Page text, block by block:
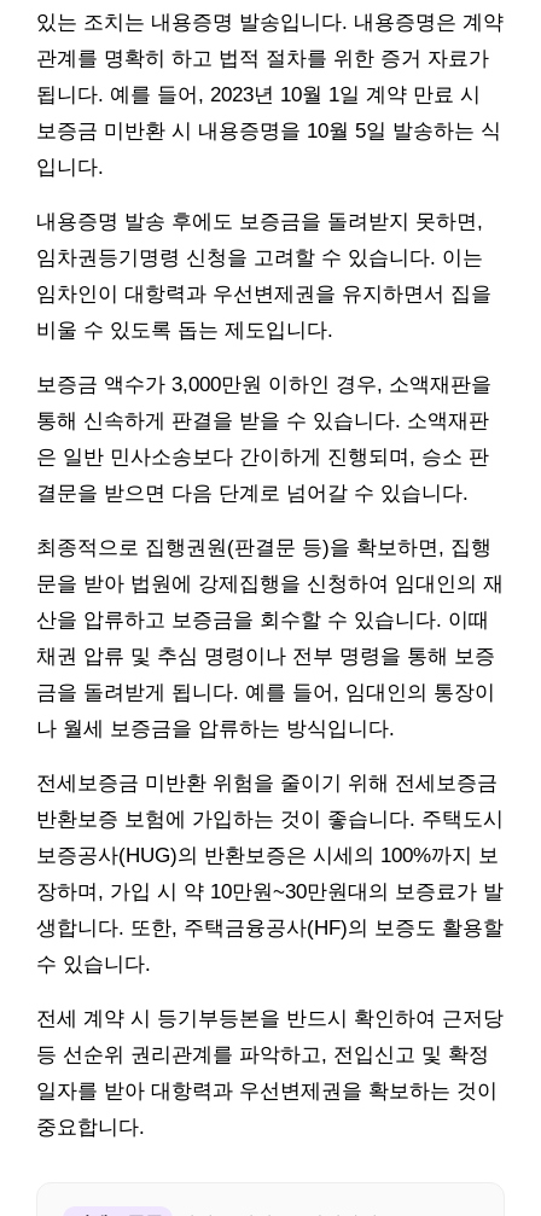
있는 조치는 내용증명 발송입니다. 내용증명은 계약
관계를 명확히 하고 법적 절차를 위한 증거 자료가
됩니다. 예를 들어, 2023년 10월 1일 계약 만료 시
보증금 미반환 시 내용증명을 10월 5일 발송하는 식
입니다.
내용증명 발송 후에도 보증금을 돌려받지 못하면,
임차권등기명령 신청을 고려할 수 있습니다. 이는
임차인이 대항력과 우선변제권을 유지하면서 집을
비울 수 있도록 돕는 제도입니다.
보증금 액수가 3,000만원 이하인 경우, 소액재판을
통해 신속하게 판결을 받을 수 있습니다. 소액재판
은 일반 민사소송보다 간이하게 진행되며, 승소 판
결문을 받으면 다음 단계로 넘어갈 수 있습니다.
최종적으로 집행권원(판결문 등)을 확보하면, 집행
문을 받아 법원에 강제집행을 신청하여 임대인의 재
산을 압류하고 보증금을 회수할 수 있습니다. 이때
채권 압류 및 추심 명령이나 전부 명령을 통해 보증
금을 돌려받게 됩니다. 예를 들어, 임대인의 통장이
나 월세 보증금을 압류하는 방식입니다.
전세보증금 미반환 위험을 줄이기 위해 전세보증금
반환보증 보험에 가입하는 것이 좋습니다. 주택도시
보증공사(HUG)의 반환보증은 시세의 100%까지 보
장하며, 가입 시 약 10만원~30만원대의 보증료가 발
생합니다. 또한, 주택금융공사(HF)의 보증도 활용할
수 있습니다.
전세 계약 시 등기부등본을 반드시 확인하여 근저당
등 선순위 권리관계를 파악하고, 전입신고 및 확정
일자를 받아 대항력과 우선변제권을 확보하는 것이
중요합니다.